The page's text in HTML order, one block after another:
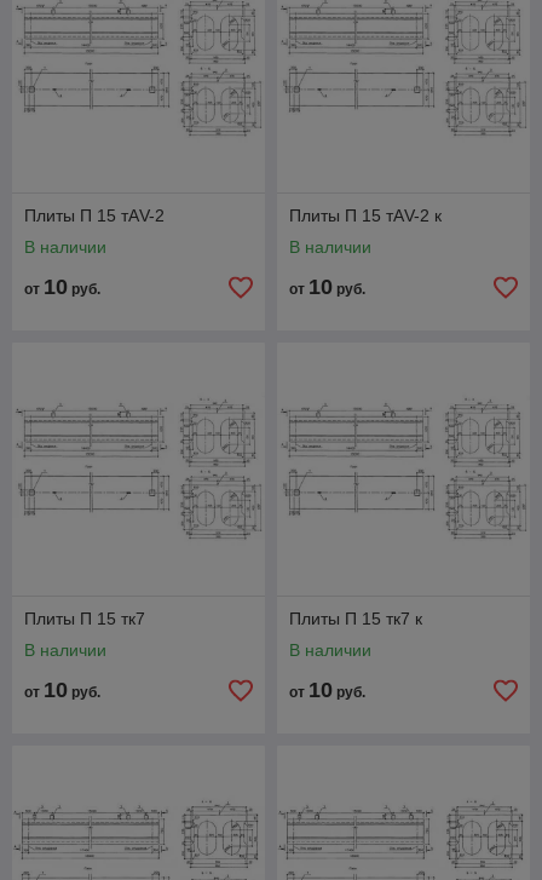
Плиты П 15 тАV-2
В наличии
от 10 руб.
Плиты П 15 тАV-2 к
В наличии
от 10 руб.
Плиты П 15 тк7
В наличии
от 10 руб.
Плиты П 15 тк7 к
В наличии
от 10 руб.